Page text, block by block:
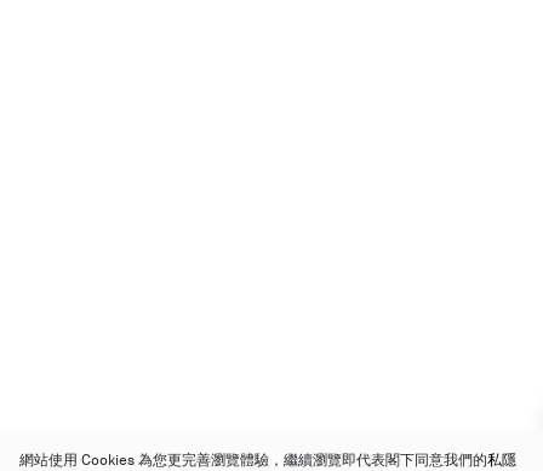
網站使用 Cookies 為您更完善瀏覽體驗，繼續瀏覽即代表閣下同意我們的私隱